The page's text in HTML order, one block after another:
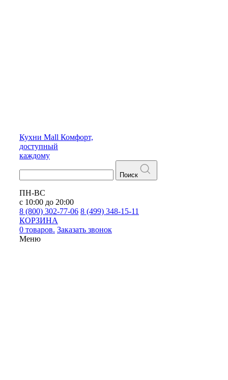
Кухни Mall Комфорт,
доступный
каждому
Поиск
ПН-ВС
с 10:00 до 20:00
8 (800) 302-77-06 8 (499) 348-15-11
КОРЗИНА
0 товаров. Заказать звонок
Меню